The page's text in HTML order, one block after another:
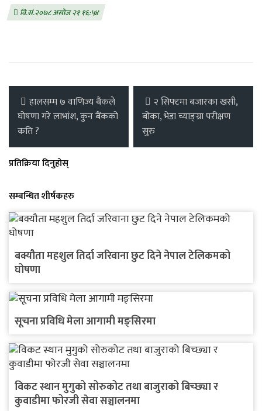
वि.सं.२०७८ असोज २१ १६:५४
हालसम्म ७ वाणिज्य बैंकले
घोषणा गरे लाभांश, कुन बैंकको
कति ?
२ सिफ्टमा बजारका खसी,
बोका, भेडा च्याङ्ग्रा परीक्षण
सुरु
प्रतिक्रिया दिनुहोस्
सम्बन्धित शीर्षकहरु
बक्यौता महशुल तिर्दा जरिवाना छुट दिने नेपाल टेलिकमको
घोषणा
सूचना प्रविधि मेला आगामी मङ्सिरमा
विकट स्थान मुगुको सोरुकोट तथा बाजुराको बिच्छ्या र
कुवाडीमा फोरजी सेवा सञ्चालनमा